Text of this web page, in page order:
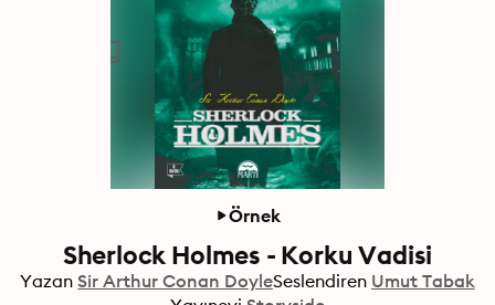
Örnek
Sherlock Holmes - Korku Vadisi
Yazan Sir Arthur Conan DoyleSeslendiren Umut Tabak